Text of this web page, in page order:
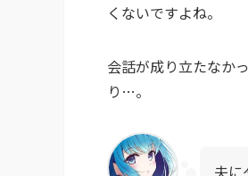
くないですよね。
会話が成り立たなか
り…。
夫に